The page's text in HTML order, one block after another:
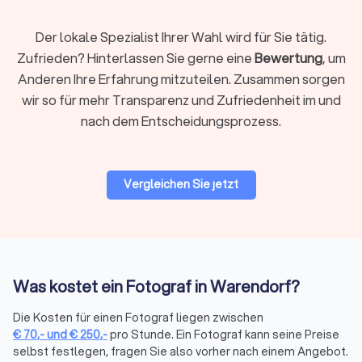
zufällig eine teure Kamera besitzt. Gute Fotografie entsteht
durch Können, Erfahrung und ein echtes Gespür für Menschen
Technik im Griff:Profis wissen genau, was sie tun. Sie kennen
ihre Ausrüstung, beherrschen verschiedene Objektive,
Lichtsetups und Einstellungen, damit jedes Bild so wird, wie
nicht im Menü der Kamera. Erfahrene Fotografen sehen
Motive, bevor sie entstehen, finden ungewöhnliche
mitspielt.
Sorgfältige Nachbearbeitung:
Arbeit längst nicht vorbei. Farben, Kontraste, Hauttöne,
Details: Ein guter Fotograf optimiert, ohne das Bild in eine
Plastikversion seiner selbst zu verwandeln.
Der lokale Spezialist Ihrer Wahl wird für Sie tätig.
Zufrieden? Hinterlassen Sie gerne eineBewertung, um
Anderen Ihre Erfahrung mitzuteilen. Zusammen sorgen
wir so für mehr Transparenz und Zufriedenheit im und
nach dem Entscheidungsprozess.
Vergleichen Sie jetzt
Was kostet ein Fotograf in Warendorf?
Die Kosten für einen Fotograf liegen zwischen
€ 70,-und€250,-pro Stunde. Ein Fotograf kann seine Preise
selbst festlegen, fragen Sie also vorher nach einem Angebot.